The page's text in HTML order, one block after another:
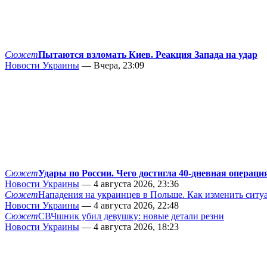
СюжетПытаются взломать Киев. Реакция Запада на удар
Новости Украины — Вчера, 23:09
СюжетУдары по России. Чего достигла 40-дневная
Новости Украины — 4 августа 2026, 23:36
СюжетНападения на украинцев в Польше. Как изменить
Новости Украины — 4 августа 2026, 22:48
СюжетСВЧшник убил девушку: новые детали резни
Новости Украины — 4 августа 2026, 18:23